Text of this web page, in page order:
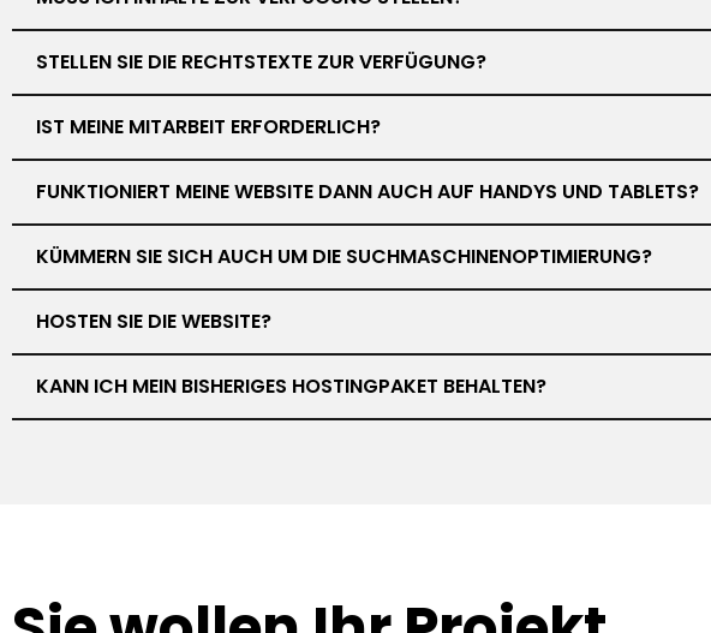
STELLEN SIE DIE RECHTSTEXTE ZUR VERFÜGUNG?
IST MEINE MITARBEIT ERFORDERLICH?
FUNKTIONIERT MEINE WEBSITE DANN AUCH AUF HANDYS UND TABLETS?
KÜMMERN SIE SICH AUCH UM DIE SUCHMASCHINENOPTIMIERUNG?
HOSTEN SIE DIE WEBSITE?
KANN ICH MEIN BISHERIGES HOSTINGPAKET BEHALTEN?